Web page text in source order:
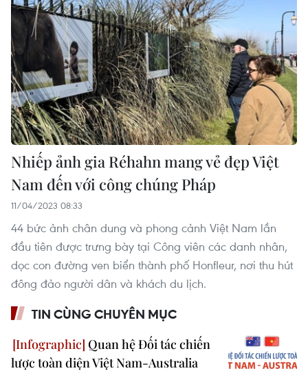
Nhiếp ảnh gia Réhahn mang vẻ đẹp Việt
Nam đến với công chúng Pháp
11/04/2023 08:33
44 bức ảnh chân dung và phong cảnh Việt Nam lần
đầu tiên được trưng bày tại Công viên các danh nhân,
dọc con đường ven biển thành phố Honfleur, nơi thu hút
đông đảo người dân và khách du lịch.
TIN CÙNG CHUYÊN MỤC
Quan hệ Đối tác chiến
lược toàn diện Việt Nam-Australia